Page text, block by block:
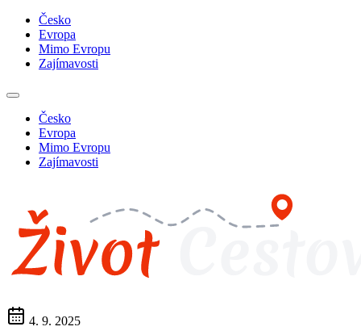
Česko
Evropa
Mimo Evropu
Zajímavosti
Česko
Evropa
Mimo Evropu
Zajímavosti
4. 9. 2025